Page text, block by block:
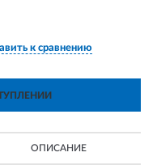
к сравнению
ОПИСАНИЕ